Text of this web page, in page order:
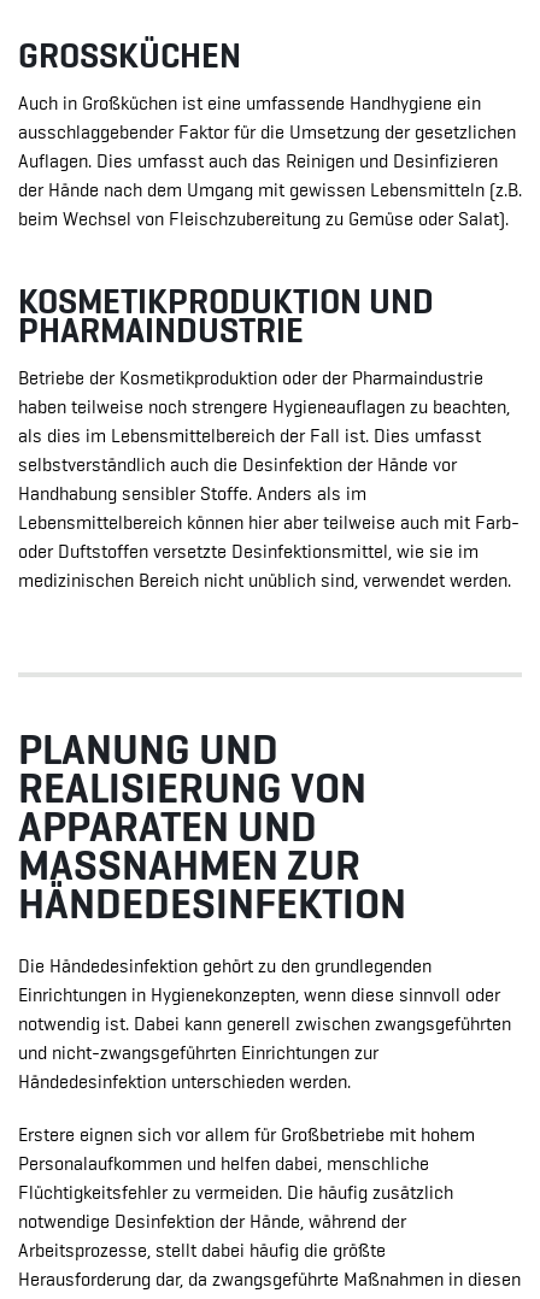
GROSSKÜCHEN
Auch in Großküchen ist eine umfassende Handhygiene ein
ausschlaggebender Faktor für die Umsetzung der gesetzlichen
Auflagen. Dies umfasst auch das Reinigen und Desinfizieren
der Hände nach dem Umgang mit gewissen Lebensmitteln (z.B.
beim Wechsel von Fleischzubereitung zu Gemüse oder Salat).
KOSMETIKPRODUKTION UND
PHARMAINDUSTRIE
Betriebe der Kosmetikproduktion oder der Pharmaindustrie
haben teilweise noch strengere Hygieneauflagen zu beachten,
als dies im Lebensmittelbereich der Fall ist. Dies umfasst
selbstverständlich auch die Desinfektion der Hände vor
Handhabung sensibler Stoffe. Anders als im
Lebensmittelbereich können hier aber teilweise auch mit Farb-
oder Duftstoffen versetzte Desinfektionsmittel, wie sie im
medizinischen Bereich nicht unüblich sind, verwendet werden.
PLANUNG UND
REALISIERUNG VON
APPARATEN UND
MASSNAHMEN ZUR
HÄNDEDESINFEKTION
Die Händedesinfektion gehört zu den grundlegenden
Einrichtungen in Hygienekonzepten, wenn diese sinnvoll oder
notwendig ist. Dabei kann generell zwischen zwangsgeführten
und nicht-zwangsgeführten Einrichtungen zur
Händedesinfektion unterschieden werden.
Erstere eignen sich vor allem für Großbetriebe mit hohem
Personalaufkommen und helfen dabei, menschliche
Flüchtigkeitsfehler zu vermeiden. Die häufig zusätzlich
notwendige Desinfektion der Hände, während der
Arbeitsprozesse, stellt dabei häufig die größte
Herausforderung dar, da zwangsgeführte Maßnahmen in diesen